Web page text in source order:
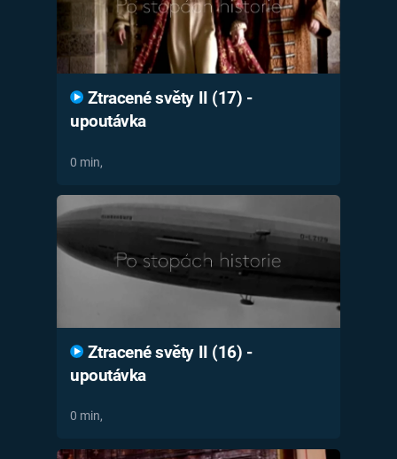
Ztracené světy II (17) -
upoutávka
0 min,
Ztracené světy II (16) -
upoutávka
0 min,